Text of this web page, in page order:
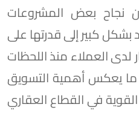
نجاح بعض المشروعات
بشكل كبير إلى قدرتها على
لدى العملاء منذ اللحظات
ما يعكس أهمية التسويق
القوية في القطاع العقاري